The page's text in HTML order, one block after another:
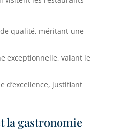
qualité, méritant une
exceptionnelle, valant le
d’excellence, justifiant
la gastronomie